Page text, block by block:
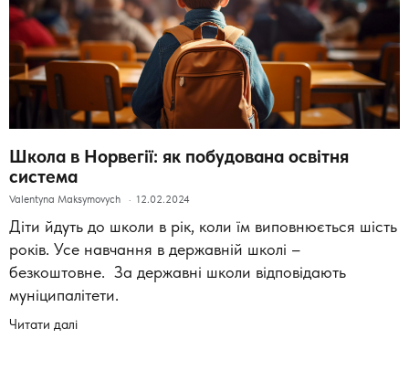
Школа в Норвегії: як побудована освітня
система
Valentyna Maksymovych 12.02.2024
Діти йдуть до школи в рік, коли їм виповнюється шість
років. Усе навчання в державній школі –
безкоштовне. За державні школи відповідають
муніципалітети.
Читати далі